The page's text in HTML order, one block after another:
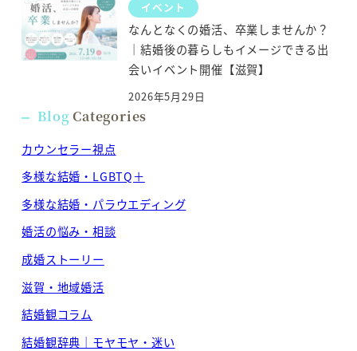
イベント
なんとなくの婚活、卒業しませんか？
｜結婚後の暮らしもイメージできる出
会いイベント開催【滋賀】
2026年5月29日
Blog Categories
カウンセラー視点
多様な結婚・LGBTQ＋
多様な結婚・パラウエディング
婚活の悩み・相談
成婚ストーリー
滋賀・地域婚活
結婚観コラム
結婚観辞典｜モヤモヤ・迷い